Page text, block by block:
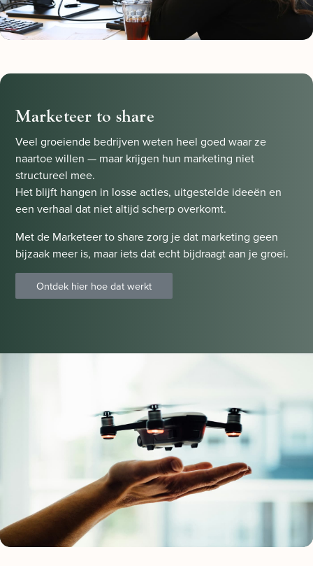
Marketeer to share
Veel groeiende bedrijven weten heel goed waar ze
naartoe willen — maar krijgen hun marketing niet
structureel mee.
Het blijft hangen in losse acties, uitgestelde ideeën en
een verhaal dat niet altijd scherp overkomt.
Met de Marketeer to share zorg je dat marketing geen
bijzaak meer is, maar iets dat echt bijdraagt aan je groei.
Ontdek hier hoe dat werkt